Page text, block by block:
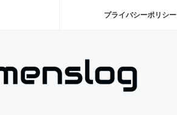
プライバシーポリシー